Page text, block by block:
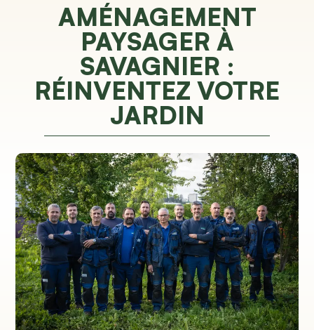
AMÉNAGEMENT
PAYSAGER À
SAVAGNIER :
RÉINVENTEZ VOTRE
JARDIN